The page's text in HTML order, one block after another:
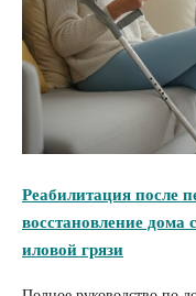
Реабилитация после
восстановление
иловой грязи